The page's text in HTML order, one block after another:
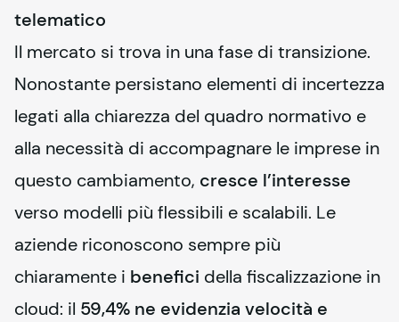
telematico
Il mercato si trova in una fase di transizione.
Nonostante persistano elementi di incertezza
legati alla chiarezza del quadro normativo e
alla necessità di accompagnare le imprese in
questo cambiamento, cresce l’interesse
verso modelli più flessibili e scalabili. Le
aziende riconoscono sempre più
chiaramente i benefici della fiscalizzazione in
cloud: il 59,4% ne evidenzia velocità e